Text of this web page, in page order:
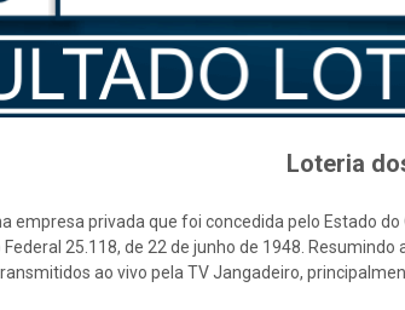
Loteria
empresa privada que foi concedida pelo Estado
25.118, de 22 de junho de 1948.
ao vivo pela TV Jangadeiro,